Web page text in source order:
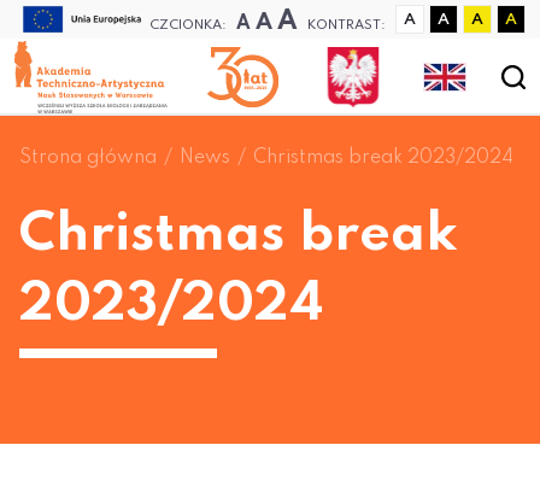
CZCIONKA: A A A KONTRAST: A A A A
Strona główna News Christmas break 2023/2024
Christmas break
2023/2024